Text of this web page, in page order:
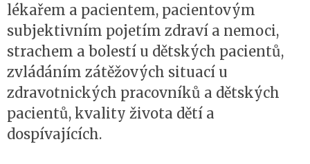
lékařem a pacientem, pacientovým
subjektivním pojetím zdraví a nemoci,
strachem a bolestí u dětských pacientů,
zvládáním zátěžových situací u
zdravotnických pracovníků a dětských
pacientů, kvality života dětí a
dospívajících.